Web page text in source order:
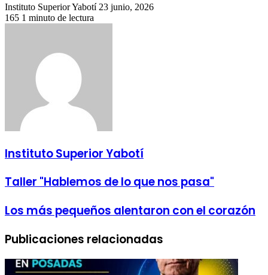
Instituto Superior Yabotí Send
23 junio, 2026
165 1 minuto de lectura
Instituto Superior Yabotí
Taller "Hablemos de lo que nos pasa"
Los más pequeños alentaron con el corazón
Publicaciones relacionadas